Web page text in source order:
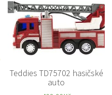
Teddies TD75702 hasičské
auto